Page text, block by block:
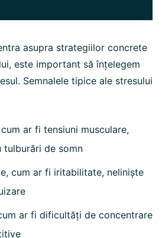
asupra strategiilor concrete
este important să înțelegem
Semnalele tipice ale stresului
ar fi tensiuni musculare,
tulburări de somn
cum ar fi iritabilitate, neliniște
ar fi dificultăți de concentrare